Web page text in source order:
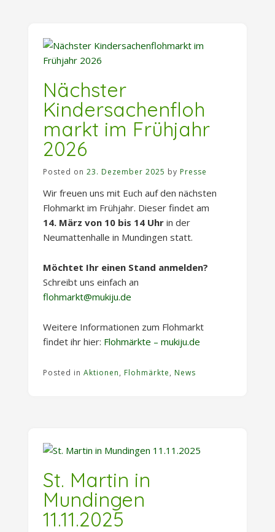
Eichelsbächle“
Nächster
Kindersachenfloh
markt im Frühjahr
2026
Posted on 23. Dezember 2025 by Presse
Wir freuen uns mit Euch auf den nächsten
Flohmarkt im Frühjahr. Dieser findet am
14. März von 10 bis 14 Uhr in der
Neumattenhalle in Mundingen statt.
Möchtet Ihr einen Stand anmelden?
Schreibt uns einfach an
flohmarkt@mukiju.de
Weitere Informationen zum Flohmarkt
findet ihr hier: Flohmärkte – mukiju.de
Posted in Aktionen, Flohmärkte, News
St. Martin in
Mundingen
11.11.2025